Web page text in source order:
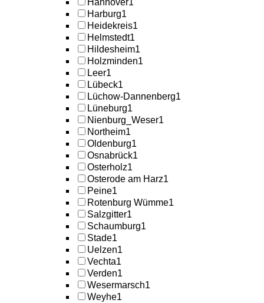
Hannover1
Harburg1
Heidekreis1
Helmstedt1
Hildesheim1
Holzminden1
Leer1
Lübeck1
Lüchow-Dannenberg1
Lüneburg1
Nienburg_Weser1
Northeim1
Oldenburg1
Osnabrück1
Osterholz1
Osterode am Harz1
Peine1
Rotenburg Wümme1
Salzgitter1
Schaumburg1
Stade1
Uelzen1
Vechta1
Verden1
Wesermarsch1
Weyhe1